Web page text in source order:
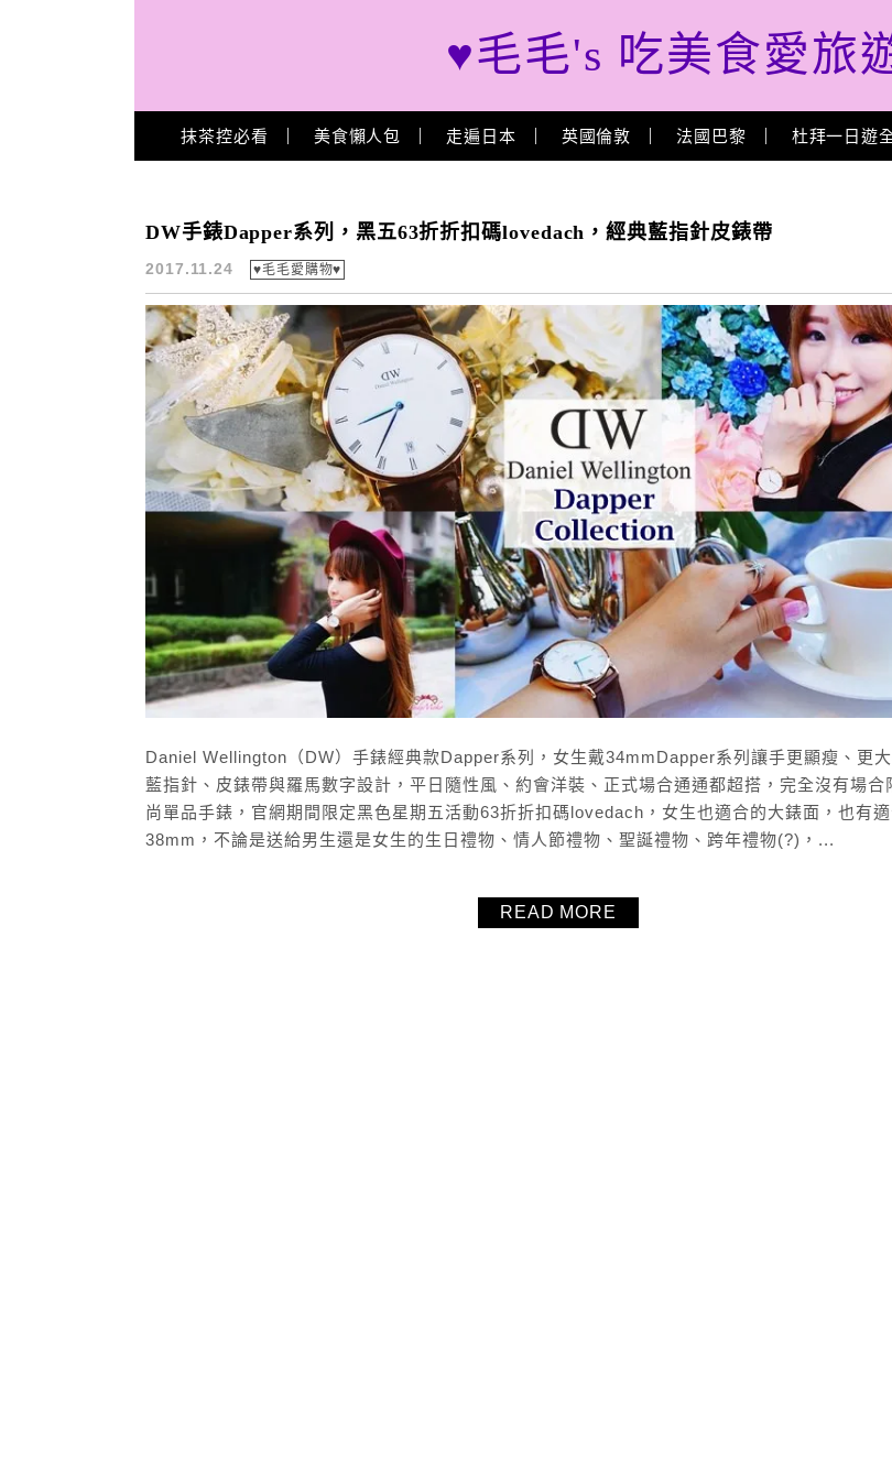
♥毛毛's 吃美食愛旅
Main Menu
抹茶控必看 美食懶人包 走遍日本 英國倫敦 法國巴黎 杜拜一日遊
34mm
DW手錶Dapper系列，黑五63折折扣碼lovedach，經典藍指針皮錶帶
2017.11.24 ♥毛毛愛購物♥
Daniel Wellington（DW）手錶經典款Dapper系列，女生戴34mmDapper系列讓手更顯瘦、更
藍指針、皮錶帶與羅馬數字設計，平日隨性風、約會洋裝、正式場合通通都超搭，完全沒有場合
尚單品手錶，官網期間限定黑色星期五活動63折折扣碼lovedach，女生也適合的大錶面，也有
38mm，不論是送給男生還是女生的生日禮物、情人節禮物、聖誕禮物、跨年禮物(?)，...
READ MORE